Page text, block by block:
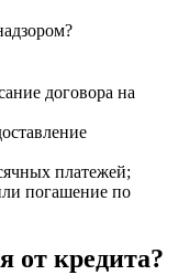
договора на
платежей;
погашение по
от кредита?